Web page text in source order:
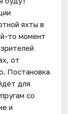
яхты в
то момент
от
Постановка
для
со
и